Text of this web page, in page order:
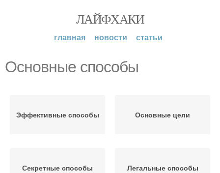
ЛАЙФХАКИ
главная новости статьи
Основные способы
Эффективные способы Основные цели
Секретные способы Легальные способы